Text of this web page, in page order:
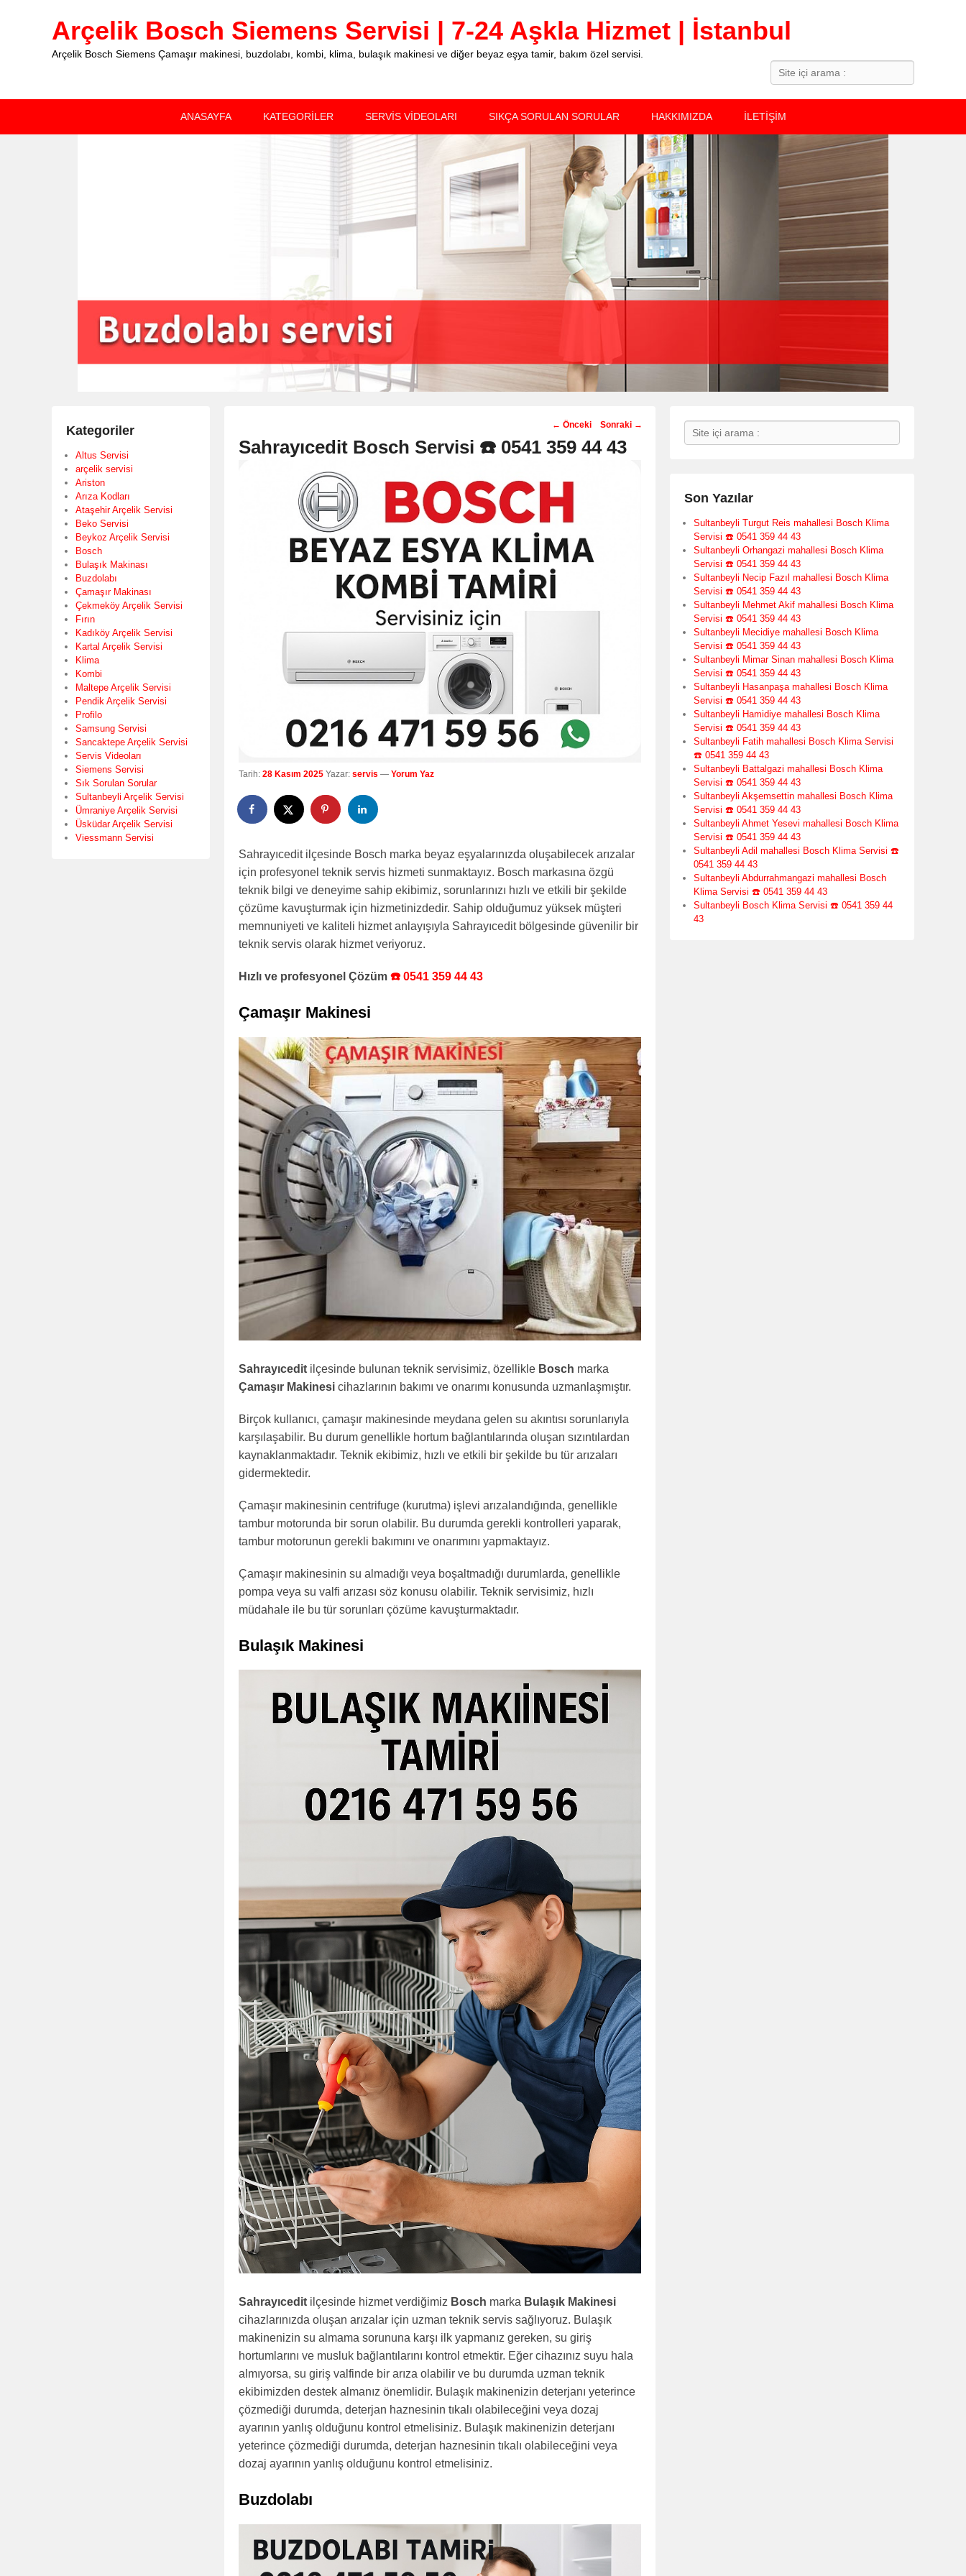
Arçelik Bosch Siemens Servisi | 7-24 Aşkla Hizmet | İstanbul
Arçelik Bosch Siemens Çamaşır makinesi, buzdolabı, kombi, klima, bulaşık makinesi ve diğer beyaz eşya tamir, bakım özel servisi.
Search
ANASAYFA KATEGORİLER SERVİS VİDEOLARI SIKÇA SORULAN SORULAR HAKKIMIZDA İLETİŞİM
Post
navigation
← Önceki Sonraki →
Sahrayıcedit Bosch Servisi ☎️ 0541 359 44 43
Tarih: 28 Kasım 2025 Yazar: servis — Yorum Yaz
Sahrayıcedit ilçesinde Bosch marka beyaz eşyalarınızda oluşabilecek arızalar
için profesyonel teknik servis hizmeti sunmaktayız. Bosch markasına özgü
teknik bilgi ve deneyime sahip ekibimiz, sorunlarınızı hızlı ve etkili bir şekilde
çözüme kavuşturmak için hizmetinizdedir. Sahip olduğumuz yüksek müşteri
memnuniyeti ve kaliteli hizmet anlayışıyla Sahrayıcedit bölgesinde güvenilir bir
teknik servis olarak hizmet veriyoruz.
Hızlı ve profesyonel Çözüm ☎️ 0541 359 44 43
Çamaşır Makinesi
Sahrayıcedit ilçesinde bulunan teknik servisimiz, özellikle Bosch marka
Çamaşır Makinesi cihazlarının bakımı ve onarımı konusunda uzmanlaşmıştır.
Birçok kullanıcı, çamaşır makinesinde meydana gelen su akıntısı sorunlarıyla
karşılaşabilir. Bu durum genellikle hortum bağlantılarında oluşan sızıntılardan
kaynaklanmaktadır. Teknik ekibimiz, hızlı ve etkili bir şekilde bu tür arızaları
gidermektedir.
Çamaşır makinesinin centrifuge (kurutma) işlevi arızalandığında, genellikle
tambur motorunda bir sorun olabilir. Bu durumda gerekli kontrolleri yaparak,
tambur motorunun gerekli bakımını ve onarımını yapmaktayız.
Çamaşır makinesinin su almadığı veya boşaltmadığı durumlarda, genellikle
pompa veya su valfi arızası söz konusu olabilir. Teknik servisimiz, hızlı
müdahale ile bu tür sorunları çözüme kavuşturmaktadır.
Bulaşık Makinesi
Sahrayıcedit ilçesinde hizmet verdiğimiz Bosch marka Bulaşık Makinesi
cihazlarınızda oluşan arızalar için uzman teknik servis sağlıyoruz. Bulaşık
makinenizin su almama sorununa karşı ilk yapmanız gereken, su giriş
hortumlarını ve musluk bağlantılarını kontrol etmektir. Eğer cihazınız suyu hala
almıyorsa, su giriş valfinde bir arıza olabilir ve bu durumda uzman teknik
ekibimizden destek almanız önemlidir. Bulaşık makinenizin deterjanı yeterince
çözmediği durumda, deterjan haznesinin tıkalı olabileceğini veya dozaj
ayarının yanlış olduğunu kontrol etmelisiniz. Bulaşık makinenizin deterjanı
yeterince çözmediği durumda, deterjan haznesinin tıkalı olabileceğini veya
dozaj ayarının yanlış olduğunu kontrol etmelisiniz.
Buzdolabı
Search
Son Yazılar
Sultanbeyli Turgut Reis mahallesi Bosch Klima
Servisi ☎️ 0541 359 44 43
Sultanbeyli Orhangazi mahallesi Bosch Klima
Servisi ☎️ 0541 359 44 43
Sultanbeyli Necip Fazıl mahallesi Bosch Klima
Servisi ☎️ 0541 359 44 43
Sultanbeyli Mehmet Akif mahallesi Bosch Klima
Servisi ☎️ 0541 359 44 43
Sultanbeyli Mecidiye mahallesi Bosch Klima
Servisi ☎️ 0541 359 44 43
Sultanbeyli Mimar Sinan mahallesi Bosch Klima
Servisi ☎️ 0541 359 44 43
Sultanbeyli Hasanpaşa mahallesi Bosch Klima
Servisi ☎️ 0541 359 44 43
Sultanbeyli Hamidiye mahallesi Bosch Klima
Servisi ☎️ 0541 359 44 43
Sultanbeyli Fatih mahallesi Bosch Klima Servisi
☎️ 0541 359 44 43
Sultanbeyli Battalgazi mahallesi Bosch Klima
Servisi ☎️ 0541 359 44 43
Sultanbeyli Akşemsettin mahallesi Bosch Klima
Servisi ☎️ 0541 359 44 43
Sultanbeyli Ahmet Yesevi mahallesi Bosch Klima
Servisi ☎️ 0541 359 44 43
Sultanbeyli Adil mahallesi Bosch Klima Servisi ☎️
0541 359 44 43
Sultanbeyli Abdurrahmangazi mahallesi Bosch
Klima Servisi ☎️ 0541 359 44 43
Sultanbeyli Bosch Klima Servisi ☎️ 0541 359 44
43
Kategoriler
Altus Servisi
arçelik servisi
Ariston
Arıza Kodları
Ataşehir Arçelik Servisi
Beko Servisi
Beykoz Arçelik Servisi
Bosch
Bulaşık Makinası
Buzdolabı
Çamaşır Makinası
Çekmeköy Arçelik Servisi
Fırın
Kadıköy Arçelik Servisi
Kartal Arçelik Servisi
Klima
Kombi
Maltepe Arçelik Servisi
Pendik Arçelik Servisi
Profilo
Samsung Servisi
Sancaktepe Arçelik Servisi
Servis Videoları
Siemens Servisi
Sık Sorulan Sorular
Sultanbeyli Arçelik Servisi
Ümraniye Arçelik Servisi
Üsküdar Arçelik Servisi
Viessmann Servisi